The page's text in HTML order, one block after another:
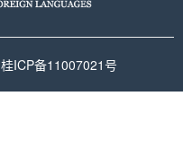
桂ICP备11007021号